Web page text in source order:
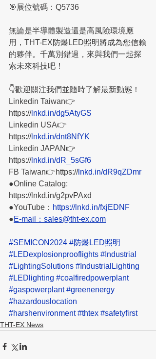
🎯展位號碼：Q5736
無論是半導體製造還是高風險環境應
用，THT-EX防爆LED照明將成為您信賴
的夥伴。千萬別錯過，來與我們一起探
索未來科技吧！
👇歡迎關注我們並隨時了解最新動態！
Linkedin Taiwan👉
https://lnkd.in/dg5AtyGS
Linkedin USA👉
https://lnkd.in/dnt8NfYK
Linkedin JAPAN👉
https://lnkd.in/dR_5sGf6
FB Taiwan👉https://lnkd.in/dR9qZDmr
●Online Catalog:
https://lnkd.in/g2pvPAxd
●YouTube： https://lnkd.in/fxjEDNF
●E-mail：sales@tht-ex.com
#SEMICON2024 #防爆LED照明
#LEDexplosionprooflights #Industrial
#LightingSolutions #IndustrialLighting
#LEDlighting #coalfiredpowerplant
#gaspowerplant #greenenergy
#hazardouslocation
#harshenvironment #thtex #safetyfirst
THT-EX News